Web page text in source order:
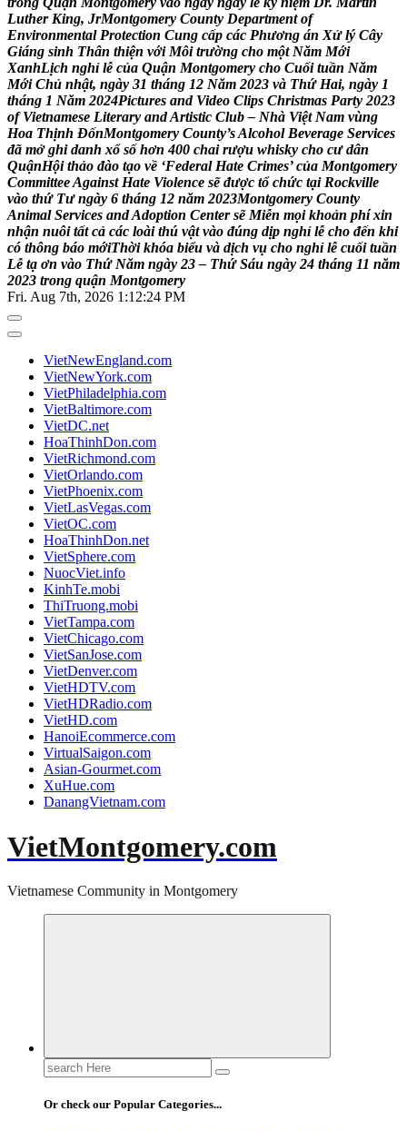
Luther King, JrMontgomery County Department of
Environmental Protection Cung cấp các Phương án Xử lý Cây
Giáng sinh Thân thiện với Môi trường cho một Năm Mới
XanhLịch nghỉ lễ của Quận Montgomery cho Cuối tuần Năm
Mới Chủ nhật, ngày 31 tháng 12 Năm 2023 và Thứ Hai, ngày 1
tháng 1 Năm 2024Pictures and Video Clips Christmas Party 2023
of Vietnamese Literary andArtistic Club – Nhà Việt Nam vùng
Hoa Thịnh ĐốnMontgomery County’sAlcohol Beverage Services
đã mở ghi danh xổ số hơn 400 chai rượu whisky cho cư dân
QuậnHội thảo đào tạo về ‘Federal Hate Crimes’ của Montgomery
CommitteeAgainst Hate Violence sẽ được tổ chức tại Rockville
vào thứ Tư ngày 6 tháng 12 năm 2023Montgomery County
Animal Services andAdoption Center sẽ Miễn mọi khoản phí xin
nhận nuôi tất cả các loài thú vật vào đúng dịp nghỉ lễ cho đến khi
có thông báo mớiThời khóa biểu và dịch vụ cho nghỉ lễ cuối tuần
Lễ tạ ơn vào Thứ Năm ngày 23 – Thứ Sáu ngày 24 tháng 11 năm
2023 trong quận Montgomery
Fri. Aug 7th, 2026 1:12:25 PM
VietNewEngland.com
VietNewYork.com
VietPhiladelphia.com
VietBaltimore.com
VietDC.net
HoaThinhDon.com
VietRichmond.com
VietOrlando.com
VietPhoenix.com
VietLasVegas.com
VietOC.com
HoaThinhDon.net
VietSphere.com
NuocViet.info
KinhTe.mobi
ThiTruong.mobi
VietTampa.com
VietChicago.com
VietSanJose.com
VietDenver.com
VietHDTV.com
VietHDRadio.com
VietHD.com
HanoiEcommerce.com
VirtualSaigon.com
Asian-Gourmet.com
XuHue.com
DanangVietnam.com
VietMontgomery.com
Vietnamese Community in Montgomery
Search
for:
Or check our Popular Categories...